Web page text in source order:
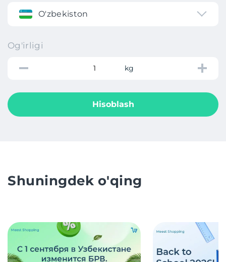
O'zbekiston
Og'irligi
kg
Hisoblash
Shuningdek o'qing